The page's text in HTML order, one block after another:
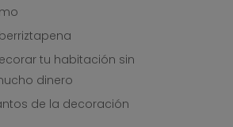
tu habitación sin
dinero
de la decoración